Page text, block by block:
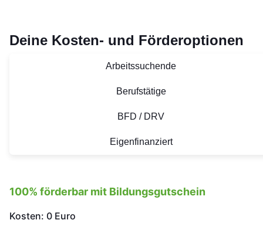
Deine Kosten- und Förderoptionen
Arbeitssuchende
Berufstätige
BFD / DRV
Eigenfinanziert
100% förderbar mit Bildungsgutschein
Kosten: 0 Euro